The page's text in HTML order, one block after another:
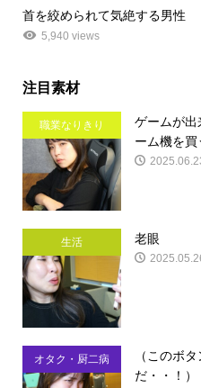
首を絞められて気絶する男性
5,940 views
注目素材
職業なりきり
ゲームが出
ーム機を買
生活 老眼
オタク・厨二病
（このボ
だ・・！）